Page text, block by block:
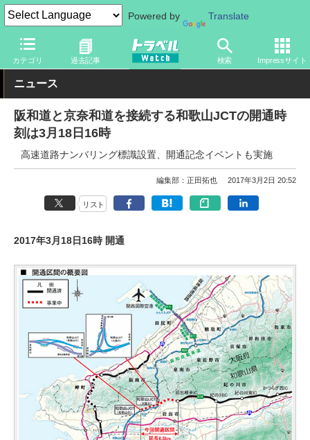
Powered by Translate
カテゴリ 過去記事 検索 Impressサイト
トラベル Watch 地域 国内旅行 近畿
ニュース
阪和道と京奈和道を接続する和歌山JCTの開通時
刻は3月18日16時
高速道路ナンバリング標識設置、開通記念イベントも実施
編集部：正田拓也 2017年3月2日 20:52
リスト
2017年3月18日16時 開通